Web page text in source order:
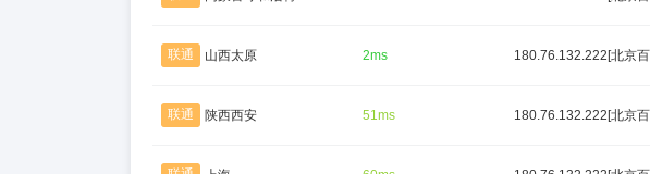
联通 山西太原 2ms 180.76.132.222[北京
联通 陕西西安 51ms 180.76.132.222[北京